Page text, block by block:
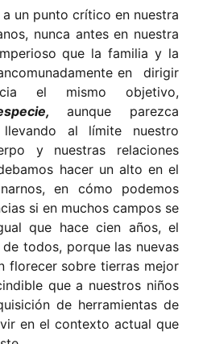
un punto crítico en nuestra
nunca antes en nuestra
que la familia y la
en dirigir
el mismo objetivo,
aunque parezca
llevando al límite nuestro
y nuestras relaciones
hacer un alto en el
en cómo podemos
si en muchos campos se
que hace cien años, el
todos, porque las nuevas
florecer sobre tierras mejor
que a nuestros niños
de herramientas de
en el contexto actual que